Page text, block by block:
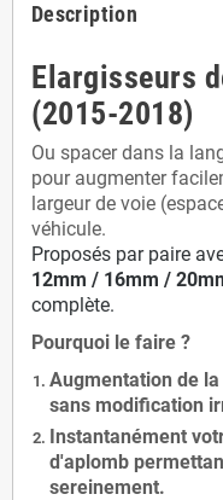
Description
Elargisseurs
(2015-2018)
Ou spacer dans la
pour augmenter
largeur de voie
véhicule.
Proposés par paire
12mm / 16mm /
complète.
Pourquoi le faire ?
Augmentation de la
sans modification
Instantanément
d'aplomb
sereinement.